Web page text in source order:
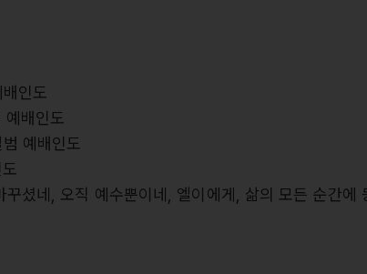
인도
배인도
예배인도
셨네, 오직 예수뿐이네, 엘이에게, 삶의 모든 순간에